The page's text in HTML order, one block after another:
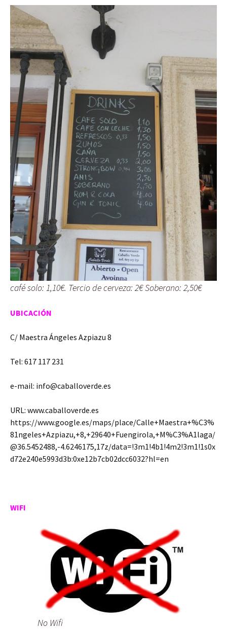
café solo: 1,10€. Tercio de cerveza: 2€ Soberano: 2,50€
UBICACIÓN
C/ Maestra Ángeles Azpiazu 8
Tel: 617 117 231
e-mail: info@caballoverde.es
URL: www.caballoverde.es
https://www.google.es/maps/place/Calle+Maestra+%C3%
81ngeles+Azpiazu,+8,+29640+Fuengirola,+M%C3%A1laga/
@36.5452488,-4.6246175,17z/data=!3m1!4b1!4m2!3m1!1s0x
d72e240e5993d3b:0xe12b7cb02dcc6032?hl=en
WIFI
No Wifi